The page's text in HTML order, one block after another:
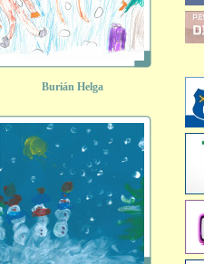
Burián Helga